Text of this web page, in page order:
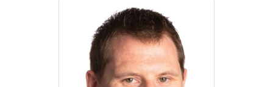
externes), à la budgétisation et aux prévisions, à la
gestion des risques et de la conformité, et au suivi
des indicateurs de performance clés. Pour
atteindre nos objectifs communs, il est essentiel
que David et l'équipe avec laquelle il travaille